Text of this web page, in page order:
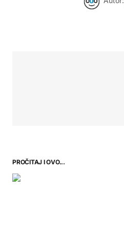
PROČITAJ I OVO...